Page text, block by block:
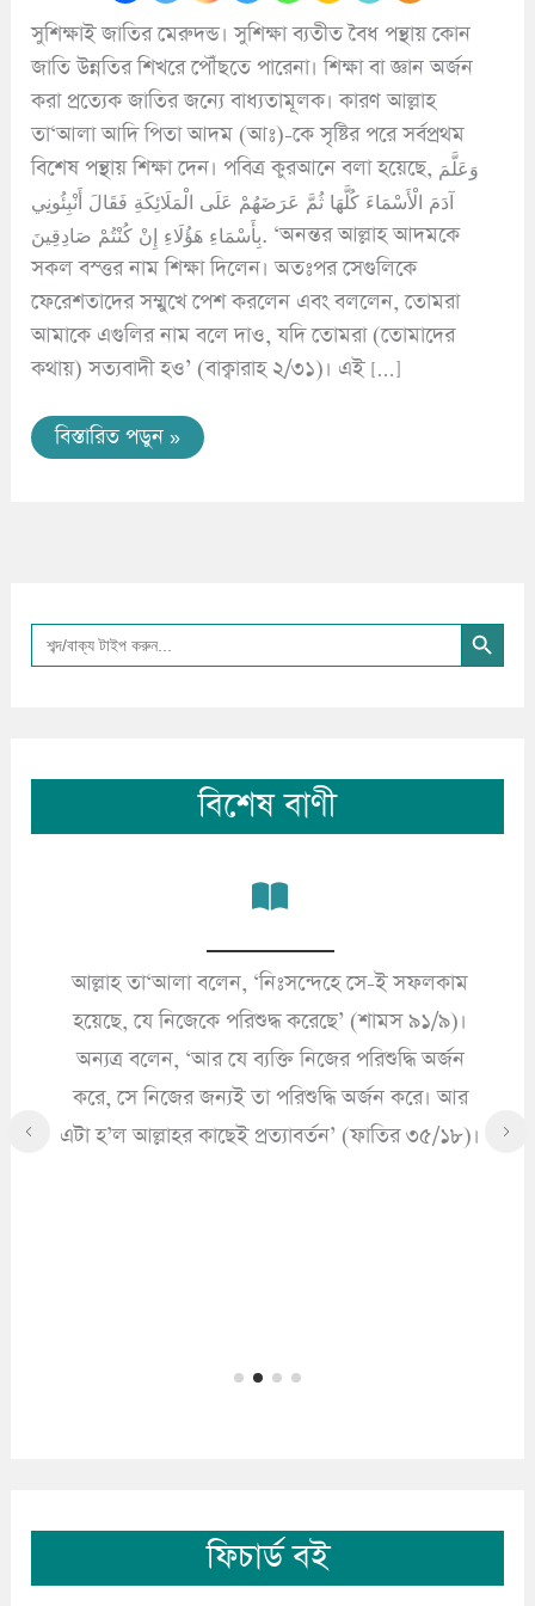
সুশিক্ষাই জাতির মেরুদন্ড। সুশিক্ষা ব্যতীত বৈধ পন্থায় কোন
জাতি উন্নতির শিখরে পৌঁছতে পারেনা। শিক্ষা বা জ্ঞান অর্জন
করা প্রত্যেক জাতির জন্যে বাধ্যতামূলক। কারণ আল্লাহ
তা‘আলা আদি পিতা আদম (আঃ)-কে সৃষ্টির পরে সর্বপ্রথম
বিশেষ পন্থায় শিক্ষা দেন। পবিত্র কুরআনে বলা হয়েছে, وَعَلَّمَ
آدَمَ الْأَسْمَاءَ كُلَّهَا ثُمَّ عَرَضَهُمْ عَلَى الْمَلَائِكَةِ فَقَالَ أَنْبِئُونِي
بِأَسْمَاءِ هَؤُلَاءِ إِنْ كُنْتُمْ صَادِقِينَ. ‘অনন্তর আল্লাহ আদমকে
সকল বস্ত্তর নাম শিক্ষা দিলেন। অতঃপর সেগুলিকে
ফেরেশতাদের সম্মুখে পেশ করলেন এবং বললেন, তোমরা
আমাকে এগুলির নাম বলে দাও, যদি তোমরা (তোমাদের
কথায়) সত্যবাদী হও’ (বাক্বারাহ ২/৩১)। এই […]
বিস্তারিত পডুন »
Search
for:
Search Button
বিশেষ বাণী
আল্লাহ তা‘আলা বলেন, ‘নিঃসন্দেহে সে-ই সফলকাম
হয়েছে, যে নিজেকে পরিশুদ্ধ করেছে’ (শামস ৯১/৯)।
অন্যত্র বলেন, ‘আর যে ব্যক্তি নিজের পরিশুদ্ধি অর্জন
করে, সে নিজের জন্যই তা পরিশুদ্ধি অর্জন করে। আর
এটা হ’ল আল্লাহর কাছেই প্রত্যাবর্তন’ (ফাতির ৩৫/১৮)।
ফিচার্ড বই